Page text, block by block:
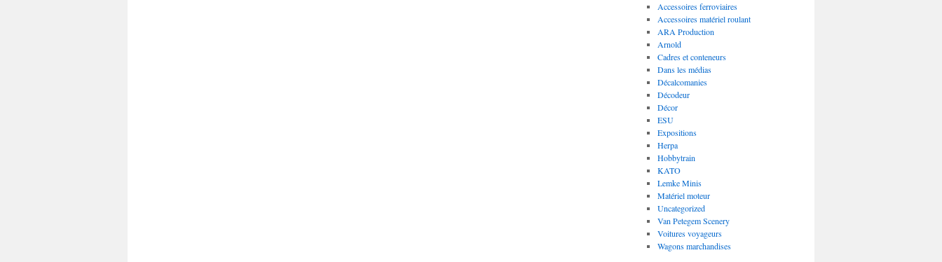
Accessoires ferroviaires
Accessoires matériel roulant
ARA Production
Arnold
Cadres et conteneurs
Dans les médias
Décalcomanies
Décodeur
Décor
ESU
Expositions
Herpa
Hobbytrain
KATO
Lemke Minis
Matériel moteur
Uncategorized
Van Petegem Scenery
Voitures voyageurs
Wagons marchandises